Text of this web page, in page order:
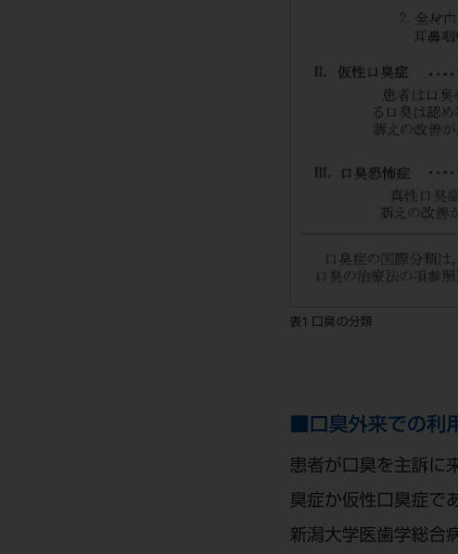
表1 口臭の分類
■口臭外来での利
患者が口臭を主訴に
臭症か仮性口臭症で
新潟大学医歯学総合